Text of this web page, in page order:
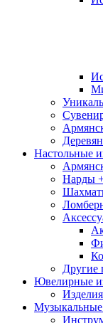
Настольные
Нарды
Другие
Ювелирные